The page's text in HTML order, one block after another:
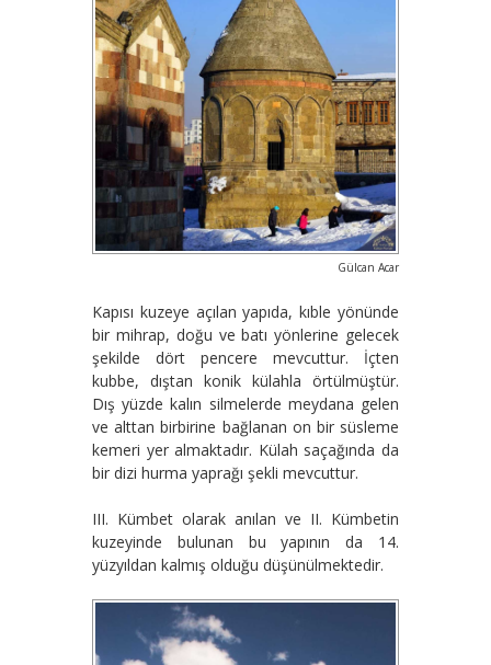
Gülcan Acar
Kapısı kuzeye açılan yapıda, kıble yönünde
bir mihrap, doğu ve batı yönlerine gelecek
şekilde dört pencere mevcuttur. İçten
kubbe, dıştan konik külahla örtülmüştür.
Dış yüzde kalın silmelerde meydana gelen
ve alttan birbirine bağlanan on bir süsleme
kemeri yer almaktadır. Külah saçağında da
bir dizi hurma yaprağı şekli mevcuttur.
III. Kümbet olarak anılan ve II. Kümbetin
kuzeyinde bulunan bu yapının da 14.
yüzyıldan kalmış olduğu düşünülmektedir.